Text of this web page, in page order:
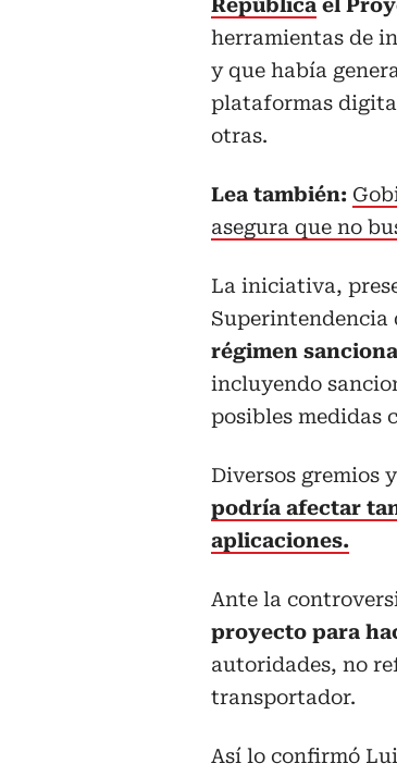
República el
herramientas de
y que había
plataformas
otras.
Lea también:
asegura que no
La iniciativa,
Superintendencia
régimen
incluyendo
posibles medidas
Diversos gremios
podría afectar
aplicaciones.
Ante la
proyecto para
autoridades, no
transportador.
Así lo confirmó